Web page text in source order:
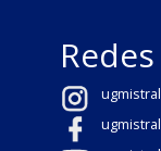
ugmistral
ugmistral